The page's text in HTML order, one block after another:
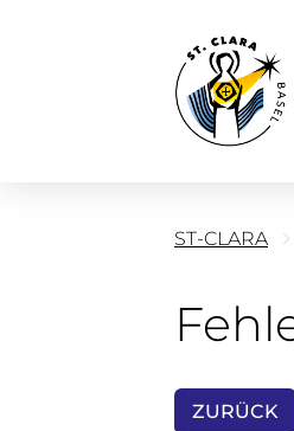
ST-CLARA
ZURÜCK